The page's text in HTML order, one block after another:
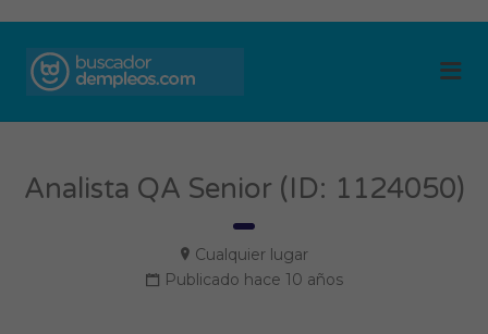
Analista QA Senior (ID: 1124050)
Cualquier lugar
Publicado hace 10 años